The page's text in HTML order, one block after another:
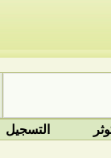
التسجيل